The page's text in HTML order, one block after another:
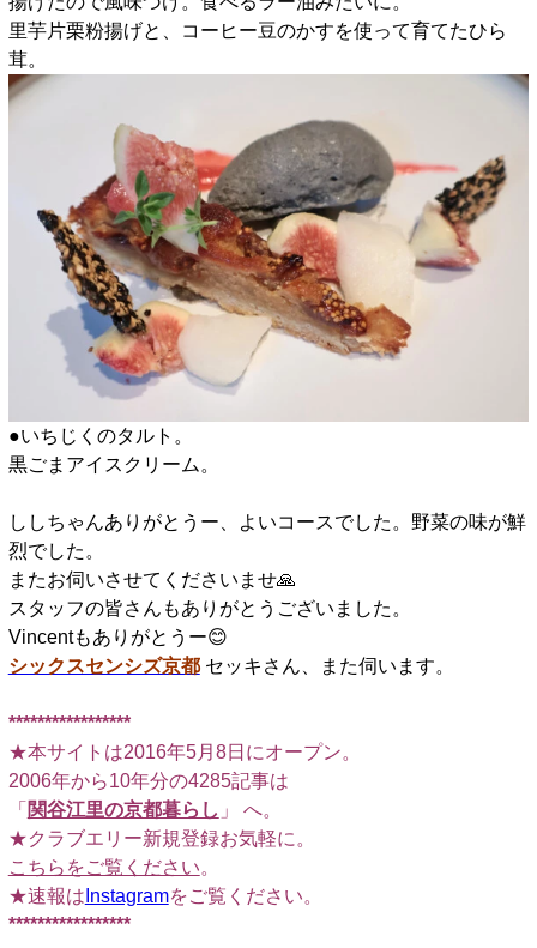
里芋片栗粉揚げと、コーヒー豆のかすを使って育てたひら
茸。
●いちじくのタルト。
黒ごまアイスクリーム。
ししちゃんありがとうー、よいコースでした。野菜の味が鮮
烈でした。
またお伺いさせてくださいませ🙏
スタッフの皆さんもありがとうございました。
Vincentもありがとうー😊
シックスセンシズ京都セッキさん、また伺います。
*****************
★本サイトは2016年5月8日にオープン。
2006年から10年分の4285記事は
「 関谷江里の京都暮らし 」 へ。
★クラブエリー新規登録お気軽に。
こちらをご覧ください。
★速報は Instagramをご覧ください。
*****************